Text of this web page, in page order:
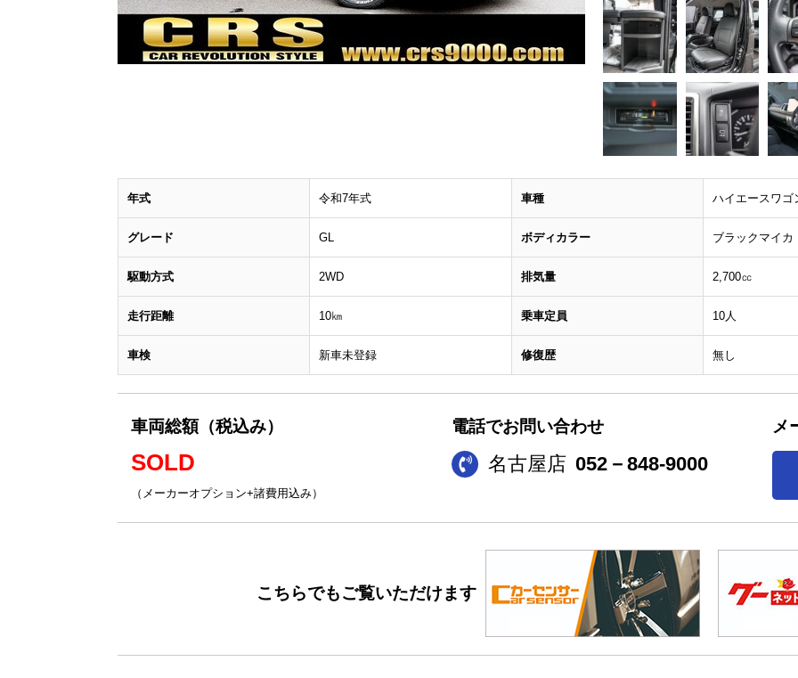
年式 令和7年式 車種 ハイエースワゴ
グレード GL ボディカラー ブラックマイカ
駆動方式 2WD 排気量 2,700㏄
走行距離 10㎞ 乗車定員 10人
車検 新車未登録 修復歴 無し
車両総額（税込み）
SOLD
（メーカーオプション+諸費用込み）
電話でお問い合わせ
名古屋店 052－848-9000
メ
こちらでもご覧いただけます